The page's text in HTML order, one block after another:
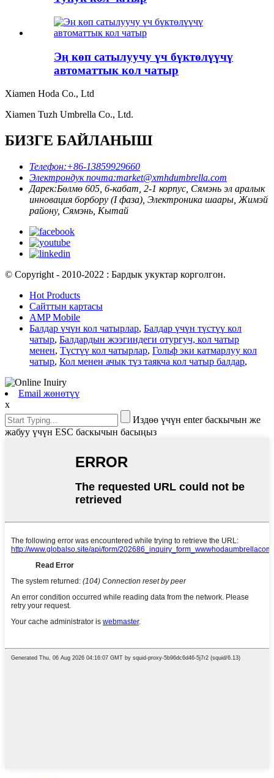
Эң көп сатылуучу үч бүктөлүүчү
автоматтык кол чатыр
Xiamen Hoda Co., Ltd
Xiamen Tuzh Umbrella Co., Ltd.
БИЗГЕ БАЙЛАНЫШ
Телефон:+86-13859929660
Электрондук почта:market@xmhdumbrella.com
Дарек:Бөлмө 605, 6-кабат, 2-1 корпус, Сямэнь эл аралык
инновация борбору (I фаза), Электроника шаары, Жимэй
району, Сямэнь, Кытай
© Copyright - 2010-2022 : Бардык укуктар корголгон.
Hot Products
Сайттын картасы
AMP Mobile
Балдар үчүн кол чатырлар, Балдар үчүн түстүү кол
чатыр, Балдардын жээгиндеги отургуч, кол чатыр
менен, Түстүү кол чатырлар, Гольф эки катмарлуу кол
чатыр, Кол менен ачык түз таякча кол чатыр балдар,
Email жөнөтүү
x
Издөө үчүн enter баскычын же
жабуу үчүн ESC баскычын басыңыз